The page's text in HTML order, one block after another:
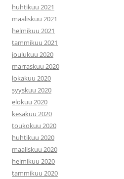
huhtikuu 2021
maaliskuu 2021
helmikuu 2021
tammikuu 2021
joulukuu 2020
marraskuu 2020
lokakuu 2020
syyskuu 2020
elokuu 2020
kesäkuu 2020
toukokuu 2020
huhtikuu 2020
maaliskuu 2020
helmikuu 2020
tammikuu 2020